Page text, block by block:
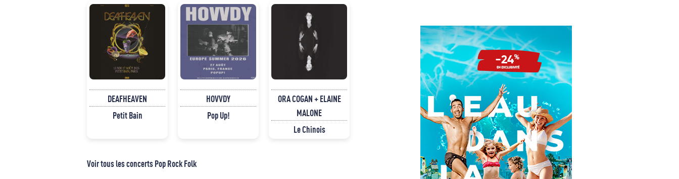
DEAFHEAVEN
Petit Bain
HOVVDY
Pop Up!
ORA COGAN + ELAINE
MALONE
Le Chinois
Voir tous les concerts Pop Rock Folk